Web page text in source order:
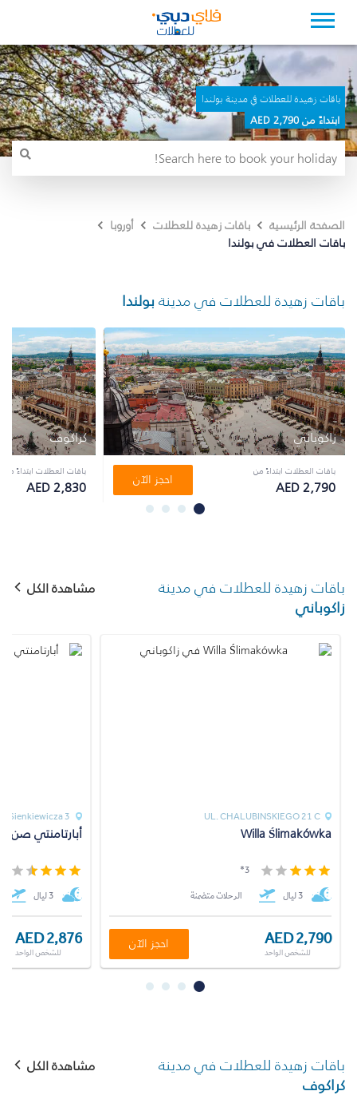
باقات زهيدة للعطلات في مدينة بولندا
ابتداءً من 2,790 AED
الصفحة الرئيسية باقات زهيدة للعطلات
أوروبا
باقات العطلات في بولندا
باقات زهيدة للعطلات في مدينة بولندا
كراكوف
باقات العطلات ابتداءً من
AED 2,830
زاكوباني
باقات العطلات ابتداءً من
AED 2,790 احجز الآن
باقات زهيدة للعطلات في مدينة
زاكوباني
مشاهدة الكل
Sienkiewicza 3
أبارتامنتي صن
3 ليال
AED 2,876
للشخص الواحد
UL. CHALUBINSKIEGO 21 C
Willa Ślimakówka
3*
3 ليال الرحلات متضمنة
AED 2,790
للشخص الواحد
احجز الآن
باقات زهيدة للعطلات في مدينة
كراكوف
مشاهدة الكل